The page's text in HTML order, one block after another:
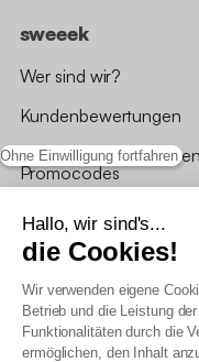
Ohne Einwilligung fortfahren
Hallo, wir sind's...
die Cookies!
Wir verwenden eigene
Betrieb und die Leistung
Funktionalitäten durch die
ermöglichen, den Inhalt
sweeek
Wer sind wir?
Kundenbewertungen
Promocodes
Bewertungen von
Unsere Geschäfte